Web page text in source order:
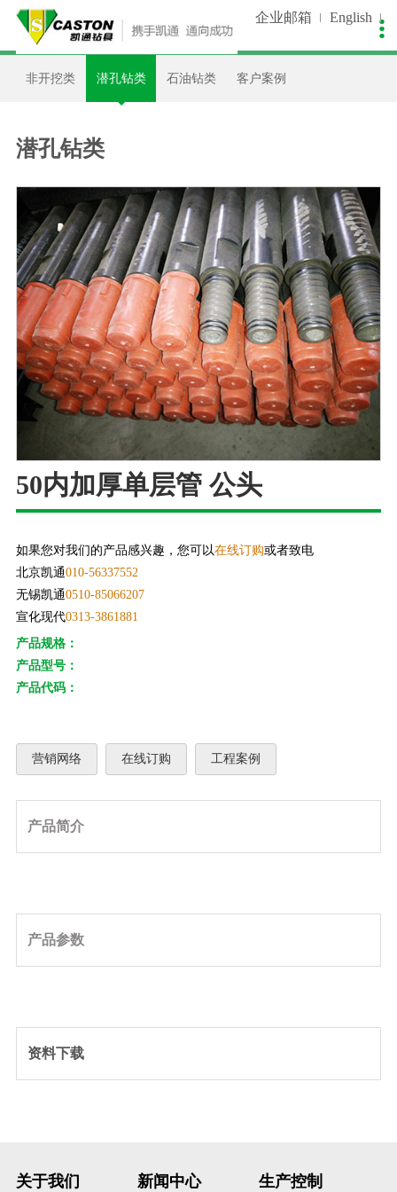

English
企业邮箱
关于我们
公司简介
我们荣誉
企业资质
品牌专利
合作伙伴
联系我们
新闻中心
公司新闻
生产控制
生产装备
产品中心
非开挖类
客户案例
销售服务
在线留言
工程指导
支持合作
资讯天下
客户调查
人才招聘
人才理念
非开挖类 潜孔钻类 石油钻类 客户案例
潜孔钻类
50内加厚单层管 公头
如果您对我们的产品感兴趣，您可以在线订购或者致电
北京凯通010-56337552
无锡凯通0510-85066207
宣化现代0313-3861881
产品规格：
产品型号：
产品代码：
营销网络 在线订购 工程案例
产品简介
产品参数
资料下载
关于我们 新闻中心 生产控制